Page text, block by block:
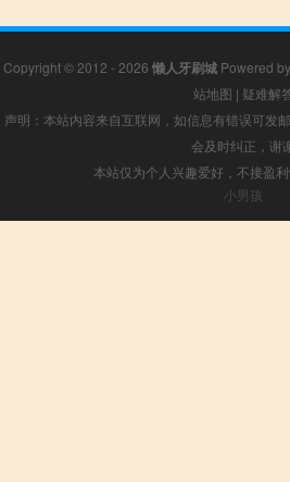
Copyright © 2012 - 2026 懒人牙刷城 Powered by
站地图 | 疑难解
声明：本站内容来自互联网，如信息有错误可发
会及时纠正，谢
本站仅为个人兴趣爱好，不接盈
小男孩